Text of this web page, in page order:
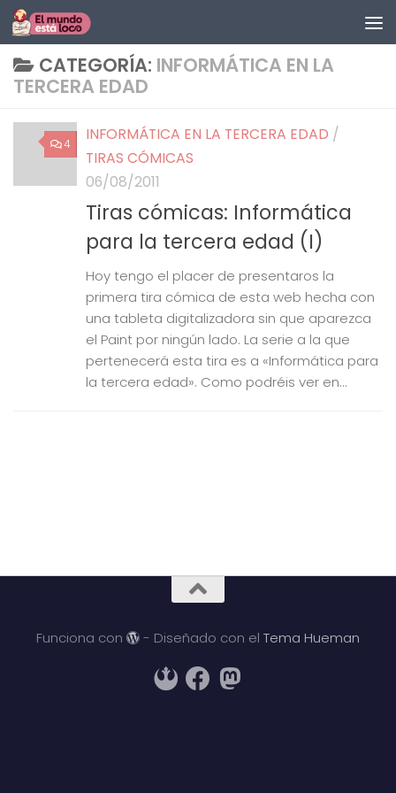
Saltar al contenido
CATEGORÍA: INFORMÁTICA EN LA
TERCERA EDAD
4 INFORMÁTICA EN LA TERCERA EDAD /
TIRAS CÓMICAS
06/08/2011
Tiras cómicas: Informática
para la tercera edad (I)
Hoy tengo el placer de presentaros la
primera tira cómica de esta web hecha con
una tableta digitalizadora sin que aparezca
el Paint por ningún lado. La serie a la que
pertenecerá esta tira es a «Informática para
la tercera edad». Como podréis ver en...
Funciona con - Diseñado con el Tema Hueman